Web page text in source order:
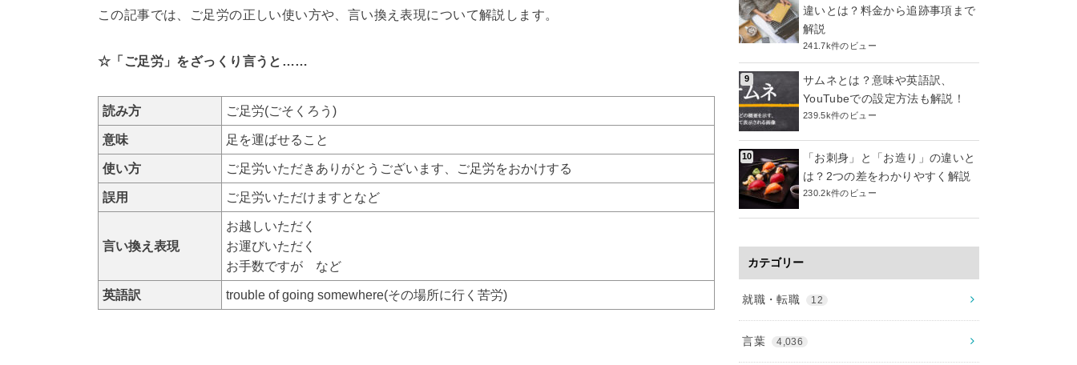
この記事では、ご足労の正しい使い方や、言い換え表現について解説します。
☆「ご足労」をざっくり言うと……
読み方 ご足労(ごそくろう)
意味 足を運ばせること
使い方 ご足労いただきありがとうございます、ご足労をおかけする
誤用 ご足労いただけますとなど
言い換え表現
お越しいただく
お運びいただく
お手数ですが など
英語訳 trouble of going somewhere(その場所に行く苦労)
違いとは？料金から追跡事項まで
解説
241.7k件のビュー
サムネとは？意味や英語訳、
YouTubeでの設定方法も解説！
239.5k件のビュー
「お刺身」と「お造り」の違いと
は？2つの差をわかりやすく解説
230.2k件のビュー
カテゴリー
就職・転職 12
言葉 4,036